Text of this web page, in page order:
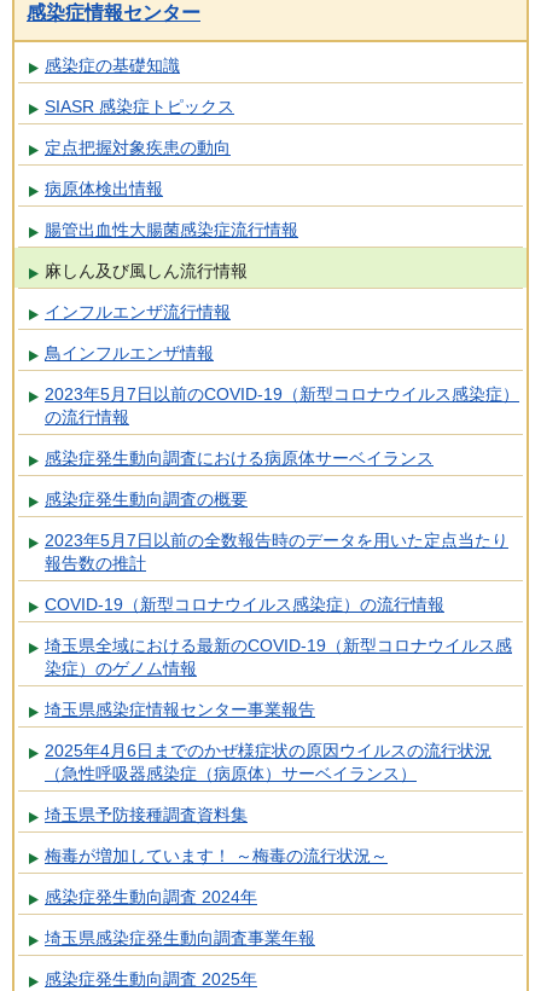
感染症情報センター
感染症の基礎知識
SIASR 感染症トピックス
定点把握対象疾患の動向
病原体検出情報
腸管出血性大腸菌感染症流行情報
麻しん及び風しん流行情報
インフルエンザ流行情報
鳥インフルエンザ情報
2023年5月7日以前のCOVID-19（新型コロナウイルス感染症）
の流行情報
感染症発生動向調査における病原体サーベイランス
感染症発生動向調査の概要
2023年5月7日以前の全数報告時のデータを用いた定点当たり
報告数の推計
COVID-19（新型コロナウイルス感染症）の流行情報
埼玉県全域における最新のCOVID-19（新型コロナウイルス感
染症）のゲノム情報
埼玉県感染症情報センター事業報告
2025年4月6日までのかぜ様症状の原因ウイルスの流行状況
（急性呼吸器感染症（病原体）サーベイランス）
埼玉県予防接種調査資料集
梅毒が増加しています！ ～梅毒の流行状況～
感染症発生動向調査 2024年
埼玉県感染症発生動向調査事業年報
感染症発生動向調査 2025年